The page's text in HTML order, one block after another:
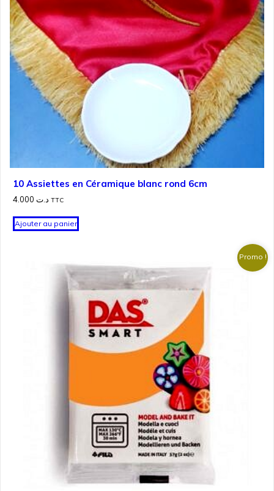
10 Assiettes en Céramique blanc rond 6cm
د.ت TTC
Ajouter au panier
Promo !